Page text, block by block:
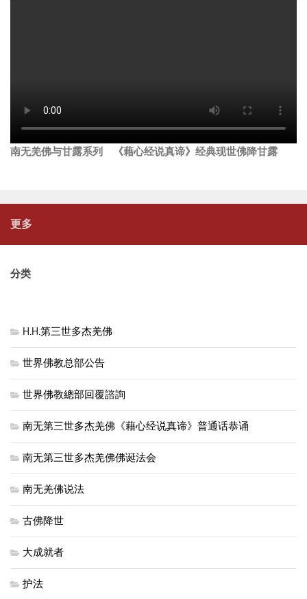
南无羌佛与甘露系列 《藉心经说真谛》经典现世佛降甘露
更多
分类
H.H.第三世多杰羌佛
世界佛教总部公告
世界佛教總部回覆諮詢
南无第三世多杰羌佛《藉心经说真谛》普通话恭诵
南无第三世多杰羌佛佛诞法会
南无羌佛说法
古佛降世
大成就者
护法